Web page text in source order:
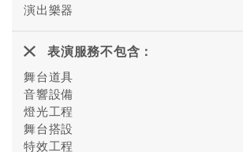
演出樂器
表演服務不包含：
舞台道具
音響設備
燈光工程
舞台搭設
特效工程